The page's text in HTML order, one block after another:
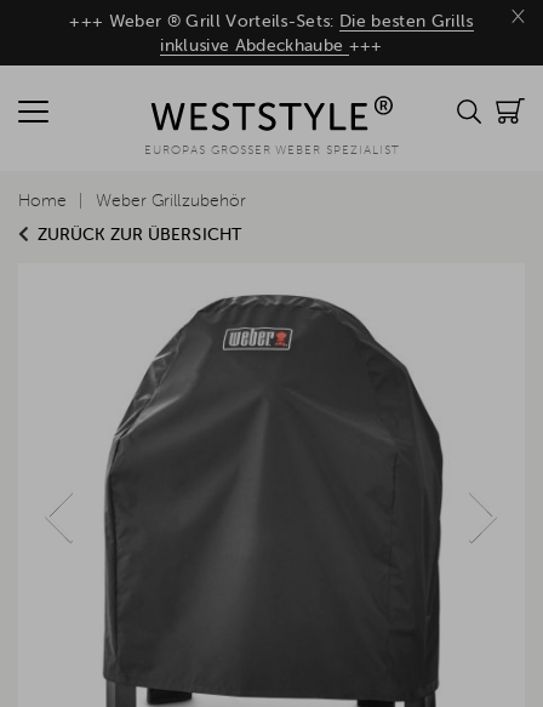
×
+++ Weber ® Grill Vorteils-Sets: Die besten Grills
inklusive Abdeckhaube +++
EUROPAS GROSSER WEBER SPEZIALIST
ZURÜCK ZUR ÜBERSICHT
Home Weber Grillzubehör